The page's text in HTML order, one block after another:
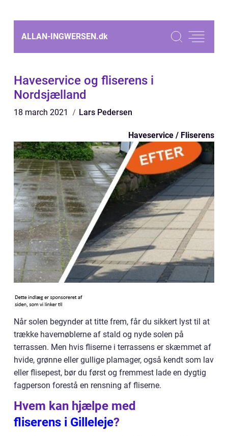
ALLAN-INGWERSEN.dk
Haveservice og fliserens i
Nordsjælland
18 march 2021 Lars Pedersen
Haveservice / Fliserens
Når solen begynder at titte frem, får du sikkert lyst til at
trække havemøblerne af stald og nyde solen på
terrassen. Men hvis fliserne i terrassens er skæmmet af
hvide, grønne eller gullige plamager, også kendt som lav
eller flisepest, bør du først og fremmest lade en dygtig
fagperson forestå en rensning af fliserne.
Hvem kan hjælpe med
fliserens i Gilleleje?